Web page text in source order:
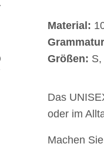
Material:
Größen:
Das
oder im
Machen